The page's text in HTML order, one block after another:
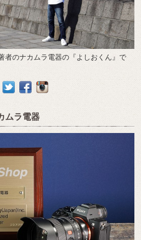
者のナカムラ電器の『よしおくん』で
ムラ電器